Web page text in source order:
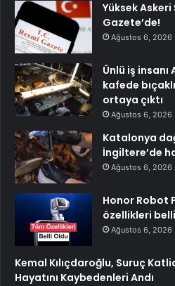
Yüksek
Gazete’de!
Ağustos 6, 2026
Ünlü iş insanı
kafede
ortaya çıktı
Ağustos 6, 2026
Katalonya
İngiltere’de
Ağustos 6, 2026
Honor Robot
özellikleri
Ağustos 6, 2026
Kemal Kılıçdaroğlu, Suruç
Hayatını Kaybedenleri Andı